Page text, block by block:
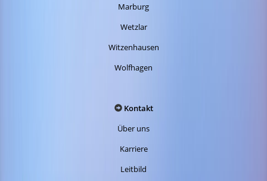
Marburg
Wetzlar
Witzenhausen
Wolfhagen
Kontakt
Über uns
Karriere
Leitbild